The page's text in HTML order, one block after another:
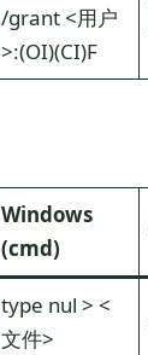
/grant <用户
>:(OI)(CI)F
Windows
(cmd)
type nul > <
文件>